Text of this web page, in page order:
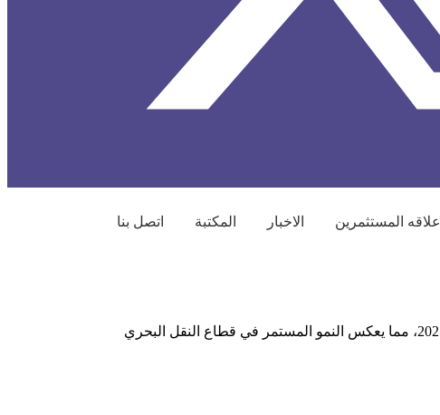
علاقه المستثمرين الاخبار المكتبة اتصل بنا
أعلنت الهيئة العامة للموانئ السعودية (موانئ) عن تحقيق زيادة سنوية بنسبة 13.61% في مناولة الحاويات خلال مارس 2025، مما يعكس النمو المستمر في قطاع النقل البحري